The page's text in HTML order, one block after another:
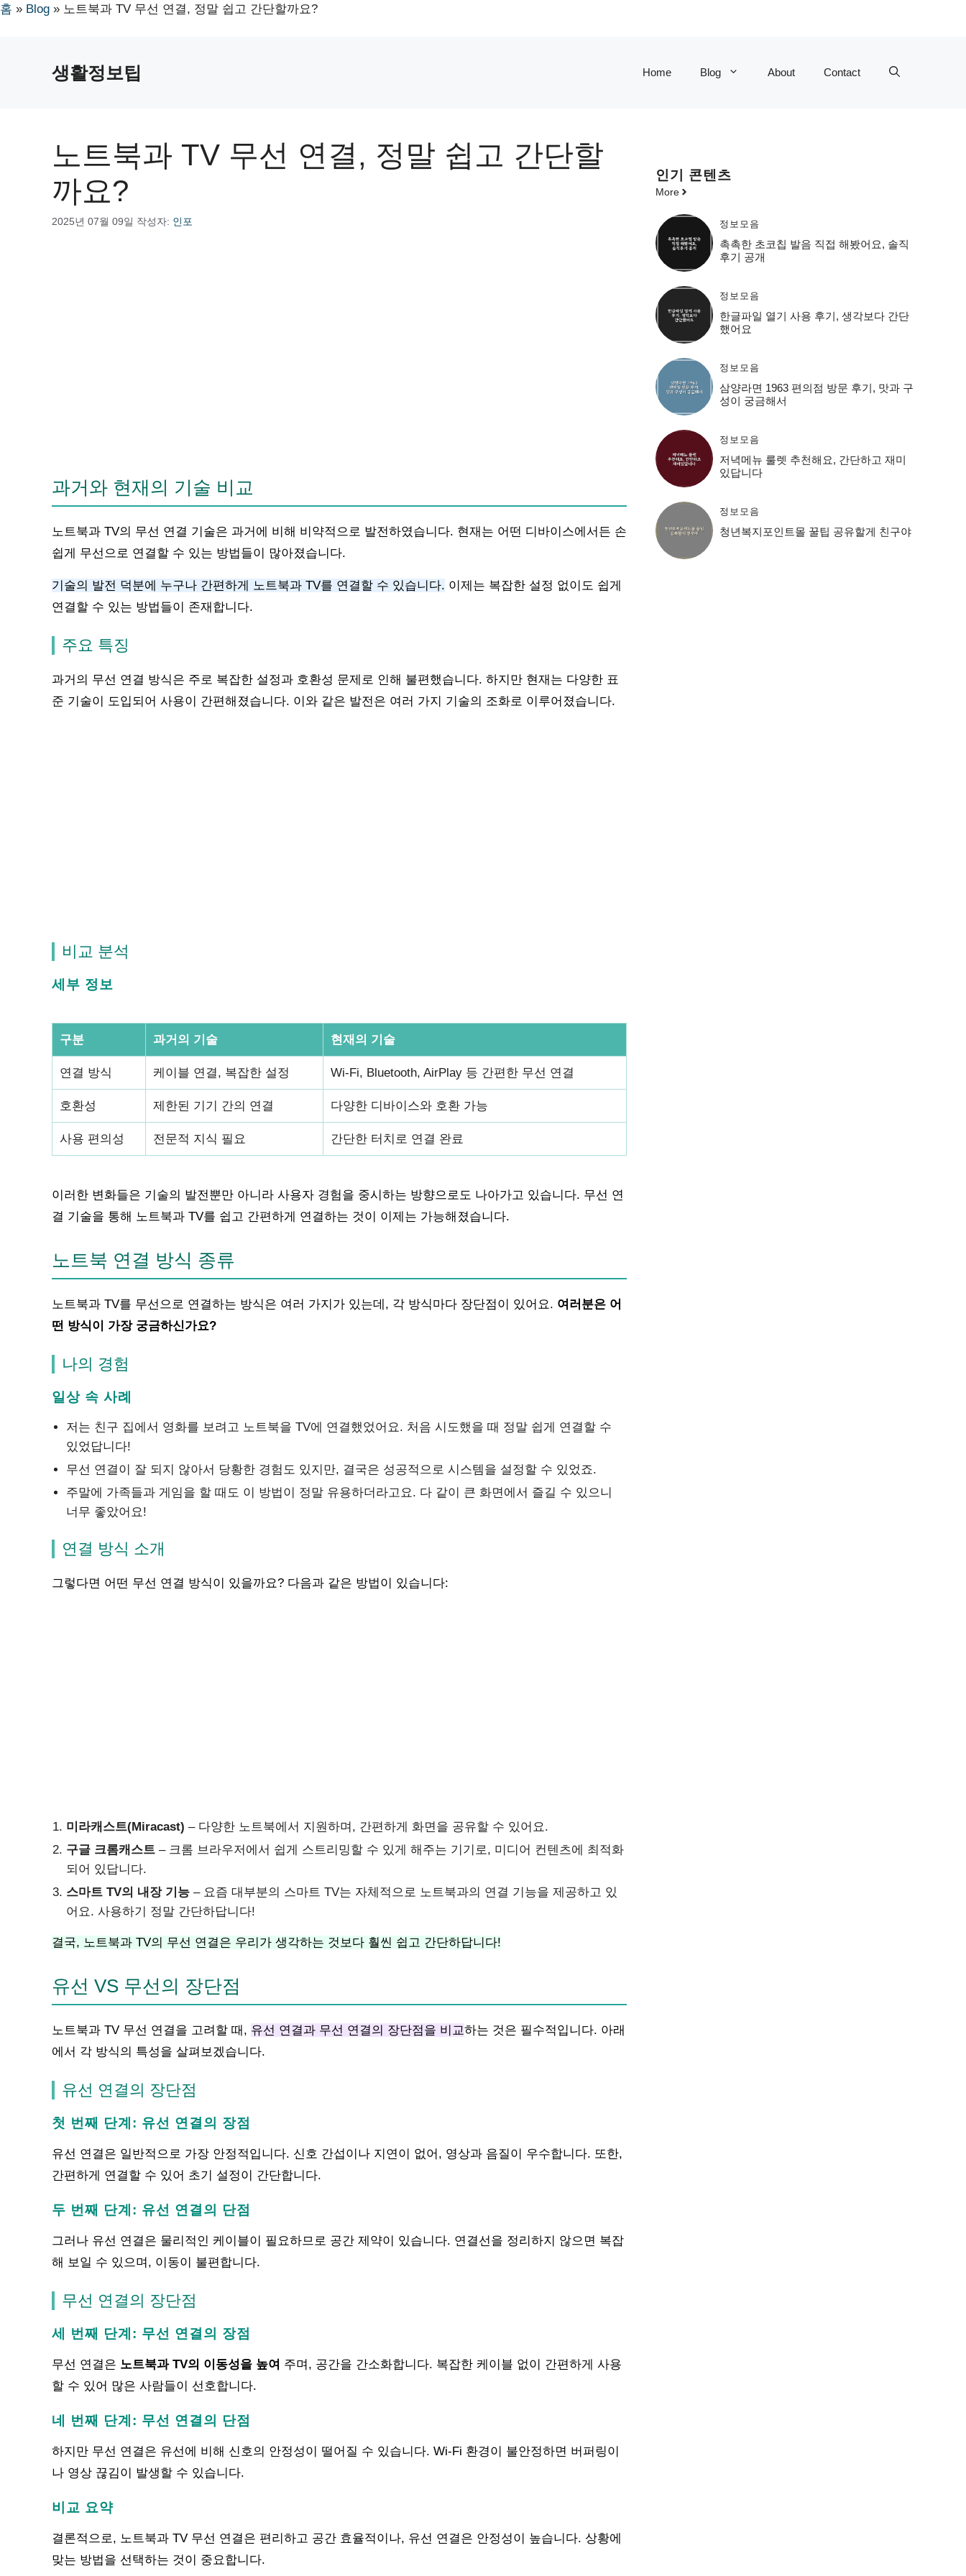
홈 » Blog » 노트북과 TV 무선 연결, 정말 쉽고 간단할까요?
생활정보팁 Home Blog About Contact
노트북과 TV 무선 연결, 정말 쉽고 간단할
까요?
2025년 07월 09일 작성자: 인포
과거와 현재의 기술 비교
노트북과 TV의 무선 연결 기술은 과거에 비해 비약적으로 발전하였습니다. 현재는 어떤 디바이스에서든 손
쉽게 무선으로 연결할 수 있는 방법들이 많아졌습니다.
기술의 발전 덕분에 누구나 간편하게 노트북과 TV를 연결할 수 있습니다. 이제는 복잡한 설정 없이도 쉽게
연결할 수 있는 방법들이 존재합니다.
주요 특징
과거의 무선 연결 방식은 주로 복잡한 설정과 호환성 문제로 인해 불편했습니다. 하지만 현재는 다양한 표
준 기술이 도입되어 사용이 간편해졌습니다. 이와 같은 발전은 여러 가지 기술의 조화로 이루어졌습니다.
비교 분석
세부 정보
구분 과거의 기술 현재의 기술
연결 방식 케이블 연결, 복잡한 설정 Wi-Fi, Bluetooth, AirPlay 등 간편한 무선 연결
호환성 제한된 기기 간의 연결 다양한 디바이스와 호환 가능
사용 편의성 전문적 지식 필요 간단한 터치로 연결 완료
이러한 변화들은 기술의 발전뿐만 아니라 사용자 경험을 중시하는 방향으로도 나아가고 있습니다. 무선 연
결 기술을 통해 노트북과 TV를 쉽고 간편하게 연결하는 것이 이제는 가능해졌습니다.
노트북 연결 방식 종류
노트북과 TV를 무선으로 연결하는 방식은 여러 가지가 있는데, 각 방식마다 장단점이 있어요. 여러분은 어
떤 방식이 가장 궁금하신가요?
나의 경험
일상 속 사례
저는 친구 집에서 영화를 보려고 노트북을 TV에 연결했었어요. 처음 시도했을 때 정말 쉽게 연결할 수
있었답니다!
무선 연결이 잘 되지 않아서 당황한 경험도 있지만, 결국은 성공적으로 시스템을 설정할 수 있었죠.
주말에 가족들과 게임을 할 때도 이 방법이 정말 유용하더라고요. 다 같이 큰 화면에서 즐길 수 있으니
너무 좋았어요!
연결 방식 소개
그렇다면 어떤 무선 연결 방식이 있을까요? 다음과 같은 방법이 있습니다:
미라캐스트(Miracast) – 다양한 노트북에서 지원하며, 간편하게 화면을 공유할 수 있어요.
구글 크롬캐스트 – 크롬 브라우저에서 쉽게 스트리밍할 수 있게 해주는 기기로, 미디어 컨텐츠에 최적화
되어 있답니다.
스마트 TV의 내장 기능 – 요즘 대부분의 스마트 TV는 자체적으로 노트북과의 연결 기능을 제공하고 있
어요. 사용하기 정말 간단하답니다!
결국, 노트북과 TV의 무선 연결은 우리가 생각하는 것보다 훨씬 쉽고 간단하답니다!
유선 VS 무선의 장단점
노트북과 TV 무선 연결을 고려할 때, 유선 연결과 무선 연결의 장단점을 비교하는 것은 필수적입니다. 아래
에서 각 방식의 특성을 살펴보겠습니다.
유선 연결의 장단점
첫 번째 단계: 유선 연결의 장점
유선 연결은 일반적으로 가장 안정적입니다. 신호 간섭이나 지연이 없어, 영상과 음질이 우수합니다. 또한,
간편하게 연결할 수 있어 초기 설정이 간단합니다.
두 번째 단계: 유선 연결의 단점
그러나 유선 연결은 물리적인 케이블이 필요하므로 공간 제약이 있습니다. 연결선을 정리하지 않으면 복잡
해 보일 수 있으며, 이동이 불편합니다.
무선 연결의 장단점
세 번째 단계: 무선 연결의 장점
무선 연결은 노트북과 TV의 이동성을 높여 주며, 공간을 간소화합니다. 복잡한 케이블 없이 간편하게 사용
할 수 있어 많은 사람들이 선호합니다.
네 번째 단계: 무선 연결의 단점
하지만 무선 연결은 유선에 비해 신호의 안정성이 떨어질 수 있습니다. Wi-Fi 환경이 불안정하면 버퍼링이
나 영상 끊김이 발생할 수 있습니다.
비교 요약
결론적으로, 노트북과 TV 무선 연결은 편리하고 공간 효율적이나, 유선 연결은 안정성이 높습니다. 상황에
맞는 방법을 선택하는 것이 중요합니다.
인기 콘텐츠
More
정보모음
촉촉한 초코칩 발음 직접 해봤어요, 솔직
후기 공개
정보모음
한글파일 열기 사용 후기, 생각보다 간단
했어요
정보모음
삼양라면 1963 편의점 방문 후기, 맛과 구
성이 궁금해서
정보모음
저녁메뉴 룰렛 추천해요, 간단하고 재미
있답니다
정보모음
청년복지포인트몰 꿀팁 공유할게 친구야